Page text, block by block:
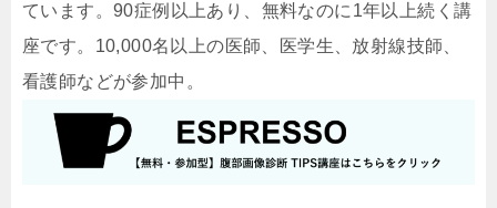
ています。90症例以上あり、無料なのに1年以上続く講
座です。10,000名以上の医師、医学生、放射線技師、
看護師などが参加中。